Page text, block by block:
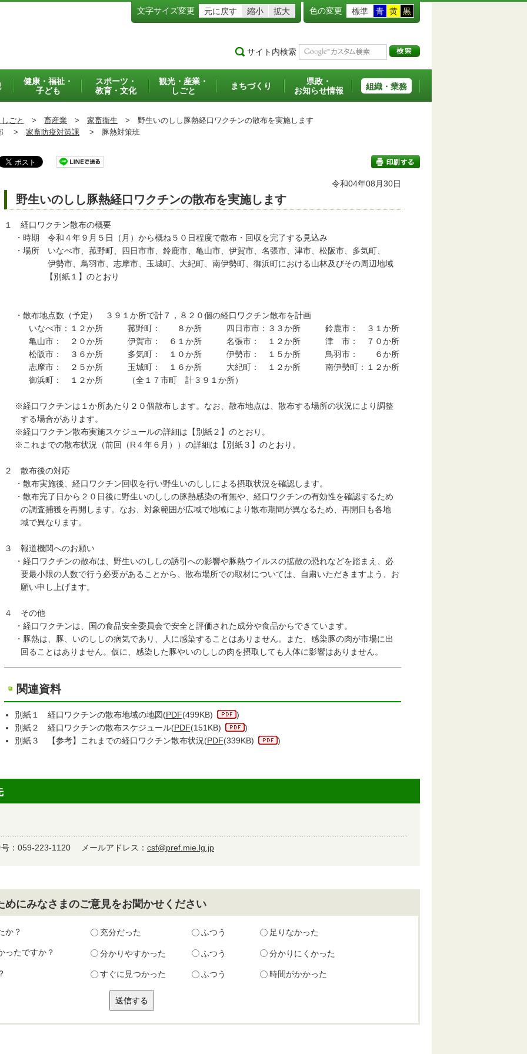
文字サイズ変更 元に戻す 縮小 拡大 色の変更 標準 青 黄 黒
サイト内検索
健康・福祉・
子ども
スポーツ・
教育・文化
観光・産業・
しごと
まちづくり
県政・
お知らせ情報
組織・業務
ごと > 畜産業 > 家畜衛生 > 野生いのしし豚熱経口ワクチンの散布を実施します
> 家畜防疫対策課 > 豚熱対策班
印刷する
令和04年08月30日
野生いのしし豚熱経口ワクチンの散布を実施します
１ 経口ワクチン散布の概要
・時期 令和４年９月５日（月）から概ね５０日程度で散布・回収を完了する見込み
・場所 いなべ市、菰野町、四日市市、鈴鹿市、亀山市、伊賀市、名張市、津市、松阪市、多気町、
伊勢市、鳥羽市、志摩市、玉城町、大紀町、南伊勢町、御浜町における山林及びその周辺地域
【別紙１】のとおり
・散布地点数（予定） ３９１か所で計７，８２０個の経口ワクチン散布を計画
いなべ市：１２か所 菰野町： ８か所 四日市市：３３か所 鈴鹿市： ３１か所
亀山市： ２０か所 伊賀市： ６１か所 名張市： １２か所 津 市： ７０か所
松阪市： ３６か所 多気町： １０か所 伊勢市： １５か所 鳥羽市： ６か所
志摩市： ２５か所 玉城町： １６か所 大紀町： １２か所 南伊勢町：１２か所
御浜町： １２か所 （全１７市町 計３９１か所）
※経口ワクチンは１か所あたり２０個散布します。なお、散布地点は、散布する場所の状況により調整
する場合があります。
※経口ワクチン散布実施スケジュールの詳細は【別紙２】のとおり。
※これまでの散布状況（前回（R４年６月））の詳細は【別紙３】のとおり。
２ 散布後の対応
・散布実施後、経口ワクチン回収を行い野生いのししによる摂取状況を確認します。
・散布完了日から２０日後に野生いのししの豚熱感染の有無や、経口ワクチンの有効性を確認するため
の調査捕獲を再開します。なお、対象範囲が広域で地域により散布期間が異なるため、再開日も各地
域で異なります。
３ 報道機関へのお願い
・経口ワクチンの散布は、野生いのししの誘引への影響や豚熱ウイルスの拡散の恐れなどを踏まえ、必
要最小限の人数で行う必要があることから、散布場所での取材については、自粛いただきますよう、お
願い申し上げます。
４ その他
・経口ワクチンは、国の食品安全委員会で安全と評価された成分や食品からできています。
・豚熱は、豚、いのししの病気であり、人に感染することはありません。また、感染豚の肉が市場に出
回ることはありません。仮に、感染した豚やいのししの肉を摂取しても人体に影響はありません。
関連資料
別紙１ 経口ワクチンの散布地域の地図(PDF(499KB)
)
別紙２ 経口ワクチンの散布スケジュール(PDF(151KB)
)
別紙３ 【参考】これまでの経口ワクチン散布状況(PDF(339KB) )
号：059-223-1120 メールアドレス： csf@pref.mie.lg.jp
めにみなさまのご意見をお聞かせください
か？ 充分だった ふつう 足りなかった
ったですか？ 分かりやすかった ふつう 分かりにくかった
すぐに見つかった ふつう 時間がかかった